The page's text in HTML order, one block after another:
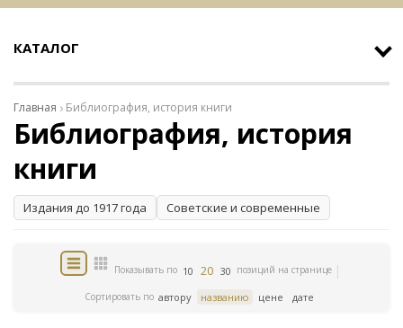
КАТАЛОГ
Главная Библиография, история книги
Библиография, история
книги
Издания до 1917 года Советские и современные
Показывать по 10 20 30 позиций на странице
Сортировать по автору названию цене дате